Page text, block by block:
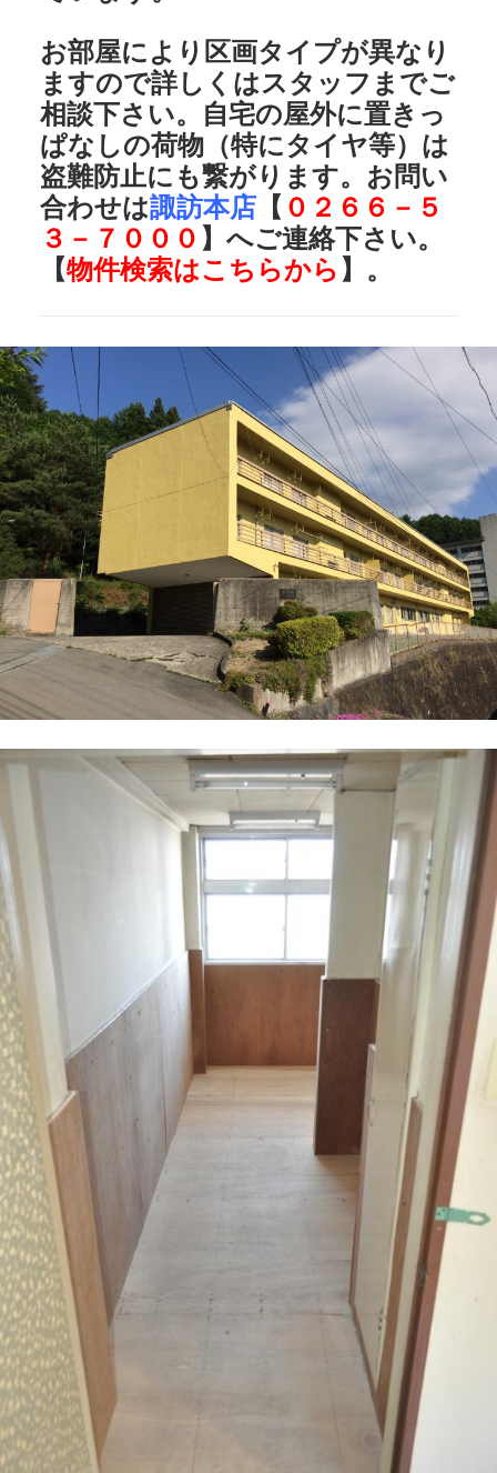
お部屋により区画タイプが異なり
ますので詳しくはスタッフまでご
相談下さい。自宅の屋外に置きっ
ぱなしの荷物（特にタイヤ等）は
盗難防止にも繋がります。お問い
合わせは諏訪本店 【 ０２６６－５
３－７０００ 】へご連絡下さい。
【物件検索はこちらから 】。